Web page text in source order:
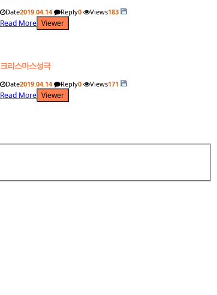
Date2019.04.14 Reply0 Views183
Read More Viewer
크리스마스성극
Date2019.04.14 Reply0 Views171
Read More Viewer